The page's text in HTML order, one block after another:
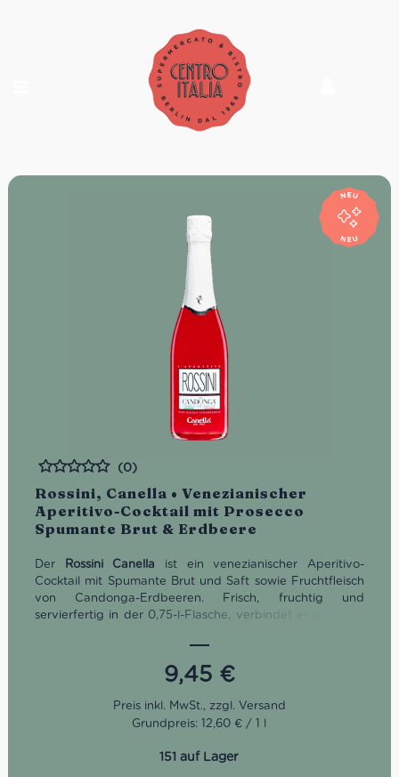
Rossini, Canella • Venezianischer
Aperitivo-Cocktail mit Prosecco
Spumante Brut & Erdbeere
Bewertet
(0)
Der Rossini Canella ist ein venezianischer Aperitivo-
Cocktail mit Spumante Brut und Saft sowie Fruchtfleisch
von Candonga-Erdbeeren. Frisch, fruchtig und
servierfertig in der 0,75-l-Flasche, verbindet er die feine
intensiven Duft reifer Erdbeeren. Gut gekühlt bei 3–5 °C
serviert, eignet er sich ideal für Aperitivo, Brunch,
sommerliche Antipasti und gesellige Momente. Wichtig:
Dieser Rossini ist nicht alkoholfrei, sondern enthält laut
9,45 €
Grundpreis: 12,60 € / 1 l
151 auf Lager